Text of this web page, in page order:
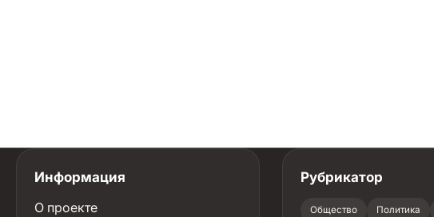
Информация
О проекте
Рубрикатор
Общество Политика